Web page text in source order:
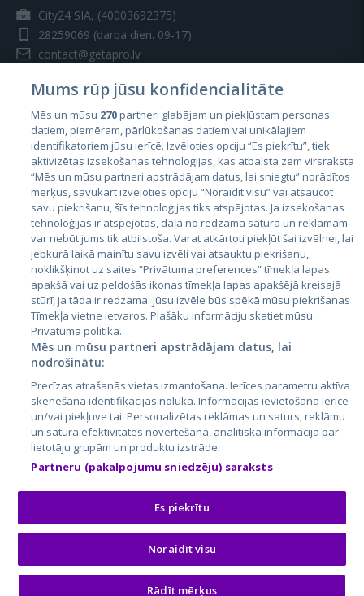
City24 SIA, (40003692375)
28259069 (darba dien. 09-17)
contact@getapro.lv
Valstis
Igaunija
Latvija
Lietuva
City24.lv
City24.ee
GetaPro.lv
GetaPro.ee
Skelbiu.lt
Autoplius.lt
Aruodas.lt
CVbankas.lt
Kainos.lt
Paslaugos.lt
auto24.ee
Osta.ee
KuldneBörs.ee
© 2026 GetaPro. Visas tiesības aizsargātas.
Mums rūp jūsu konfidencialitāte
Mēs un mūsu 270partneri glabājam un piekļūstam personas
datiem, piemēram, pārlūkošanas datiem vai unikālajiem
identifikatoriem jūsu ierīcē. Izvēloties opciju “Es piekrītu”, tiek
aktivizētas izsekošanas tehnoloģijas, kas atbalsta zem virsraksta
“Mēs un mūsu partneri apstrādājam datus, lai sniegtu” norādītos
mērķus, savukārt izvēloties opciju “Noraidīt visu” vai atsaucot
savu piekrišanu, šīs tehnoloģijas tiks atspējotas. Ja izsekošanas
tehnoloģijas ir atspējotas, daļa no redzamā satura un reklāmām
var nebūt jums tik atbilstoša. Varat atkārtoti piekļūt šai izvēlnei, lai
jebkurā laikā mainītu savu izvēli vai atsauktu piekrišanu,
noklikšķinot uz saites “Privātuma preferences” tīmekļa lapas
apakšā vai uz peldošās ikonas tīmekļa lapas apakšējā kreisajā
stūrī, ja tāda ir redzama. Jūsu izvēle būs spēkā mūsu piekrišanas
Tīmekļa vietne ietvaros. Plašāku informāciju skatiet mūsu
Privātuma politikā.
Mēs un mūsu partneri apstrādājam datus, lai
nodrošinātu:
Precīzas atrašanās vietas izmantošana. Ierīces parametru aktīva
skenēšana identifikācijas nolūkā. Informācijas ievietošana ierīcē
un/vai piekļuve tai. Personalizētas reklāmas un saturs, reklāmu
un satura efektivitātes novērtēšana, analītiskā informācija par
lietotāju grupām un produktu izstrāde.
Partneru (pakalpojumu sniedzēju) saraksts
Es piekrītu
Noraidīt visu
Rādīt mērķus